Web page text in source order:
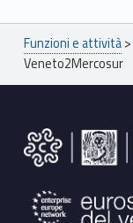
Breadcrumbs navigation
Funzioni e attività>
Veneto2Mercosur